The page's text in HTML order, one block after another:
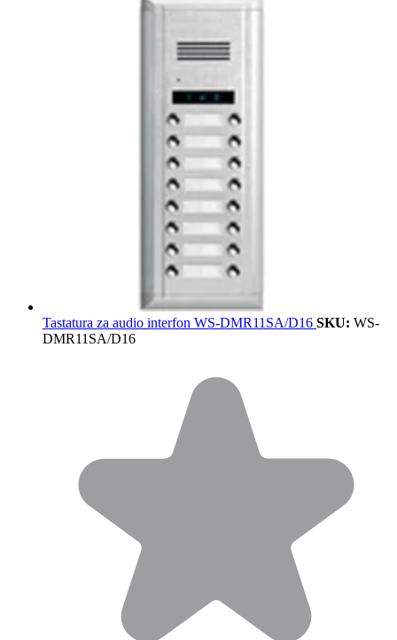
Tastatura za audio interfon WS-DMR11SA/D16 SKU: WS-
DMR11SA/D16